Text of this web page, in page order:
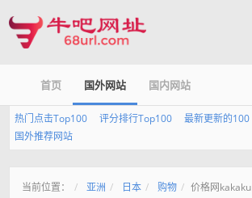
首页 国外网站 国内网站
热门点击Top100 评分排行Top100 最新更新的100
国外推荐网站
当前位置： 亚洲 日本 购物 价格网kakaku